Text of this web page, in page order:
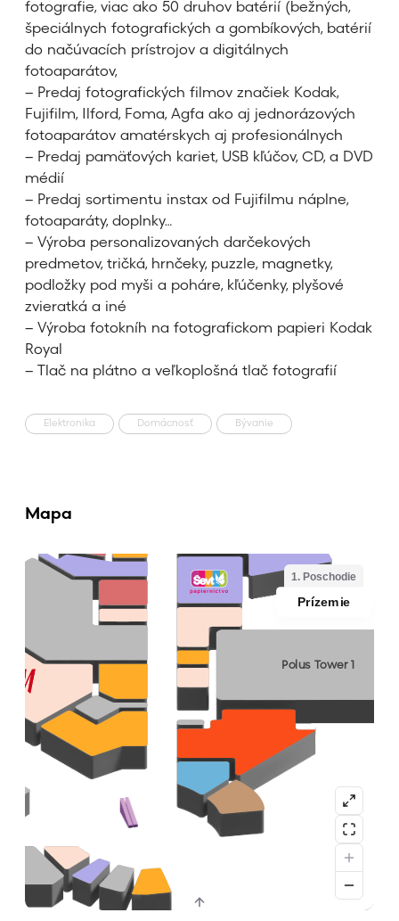
fotografie, viac ako 50 druhov batérií (bežných,
špeciálnych fotografických a gombíkových, batérií
do načúvacích prístrojov a digitálnych
fotoaparátov,
– Predaj fotografických filmov značiek Kodak,
Fujifilm, Ilford, Foma, Agfa ako aj jednorázových
fotoaparátov amatérskych aj profesionálnych
– Predaj pamäťových kariet, USB kľúčov, CD, a DVD
médií
– Predaj sortimentu instax od Fujifilmu náplne,
fotoaparáty, doplnky…
– Výroba personalizovaných darčekových
predmetov, tričká, hrnčeky, puzzle, magnetky,
podložky pod myši a poháre, kľúčenky, plyšové
zvieratká a iné
– Výroba fotokníh na fotografickom papieri Kodak
Royal
– Tlač na plátno a veľkoplošná tlač fotografií
Elektronika Domácnosť Bývanie
Mapa